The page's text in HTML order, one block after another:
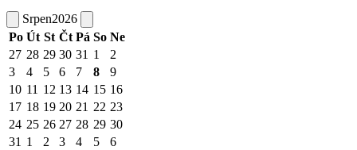
Srpen2026
Po Út St Čt Pá So Ne
27 28 29 30 31 1
2
3
4 5 6 7 8
9
10 11 12 13 14 15 16
17 18 19 20 21 22 23
24 25 26 27 28 29 30
31 1 2 3 4 5 6